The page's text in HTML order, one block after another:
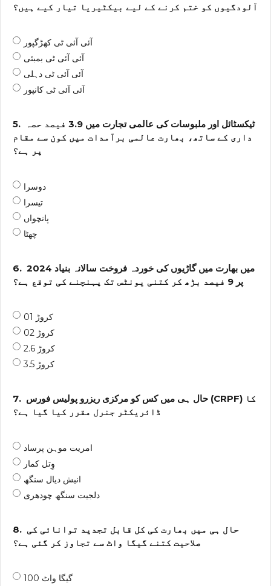
آلودگیوں کو ختم کرنے کے لیے بیکٹیریا تیار کیے ہیں؟
آئی آئی ٹی کھڑگپور
آئی آئی ٹی بمبئی
آئی آئی ٹی دہلی
آئی آئی ٹی کانپور
5.
ٹیکسٹائل اور ملبوسات کی عالمی تجارت میں 3.9 فیصد حصہ
داری کے ساتھ، بھارت عالمی برآمدات میں کون سے مقام
پر ہے؟
دوسرا
تیسرا
پانچواں
چھٹا
6. 2024 میں بھارت میں گاڑیوں کی خوردہ فروخت سالانہ بنیاد
پر 9 فیصد بڑھ کر کتنی یونٹس تک پہنچنے کی توقع ہے؟
01 کروڑ
02 کروڑ
2.6 کروڑ
3.5 کروڑ
7. حال ہی میں کس کو مرکزی ریزرو پولیس فورس (CRPF) کا
ڈائریکٹر جنرل مقرر کیا گیا ہے؟
امریت موہن پرساد
وِتل کمار
انیش دیال سنگھ
دلجیت سنگھ چودھری
8. حال ہی میں بھارت کی کل قابل تجدید توانائی کی
صلاحیت کتنے گیگا واٹ سے تجاوز کر گئی ہے؟
100 گیگا واٹ